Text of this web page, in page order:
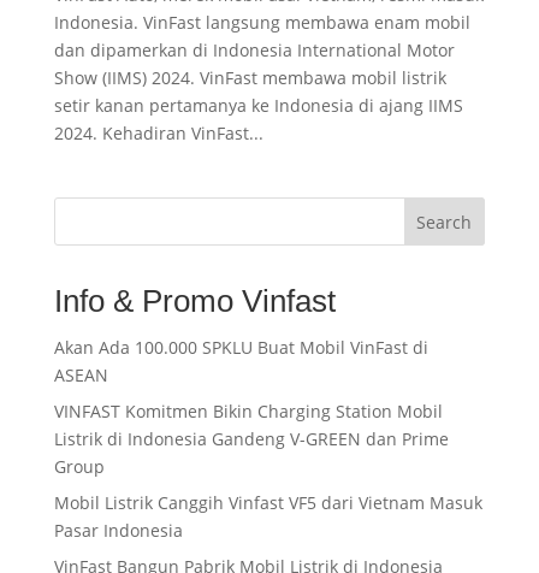
Indonesia. VinFast langsung membawa enam mobil
dan dipamerkan di Indonesia International Motor
Show (IIMS) 2024. VinFast membawa mobil listrik
setir kanan pertamanya ke Indonesia di ajang IIMS
2024. Kehadiran VinFast...
Search
Info & Promo Vinfast
Akan Ada 100.000 SPKLU Buat Mobil VinFast di
ASEAN
VINFAST Komitmen Bikin Charging Station Mobil
Listrik di Indonesia Gandeng V-GREEN dan Prime
Group
Mobil Listrik Canggih Vinfast VF5 dari Vietnam Masuk
Pasar Indonesia
VinFast Bangun Pabrik Mobil Listrik di Indonesia